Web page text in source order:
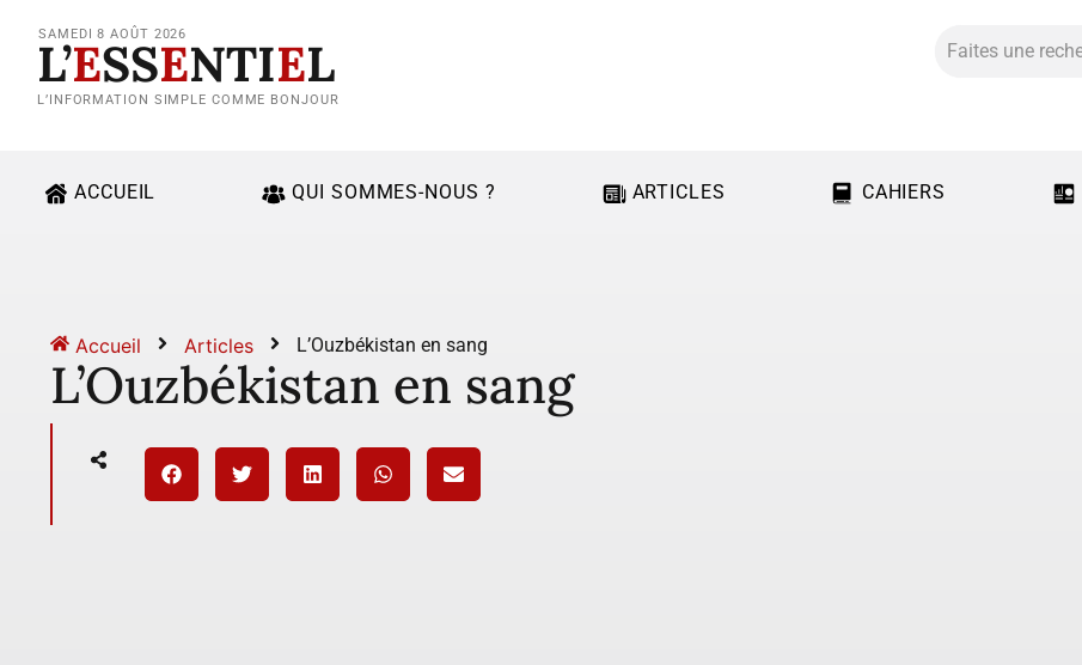
SAMEDI 8 AOÛT 2026
L’ESSENTIEL
L’INFORMATION SIMPLE COMME BONJOUR
ACCUEIL QUI SOMMES-NOUS ? ARTICLES CAHIERS
Accueil Articles L’Ouzbékistan en sang
L’Ouzbékistan en sang